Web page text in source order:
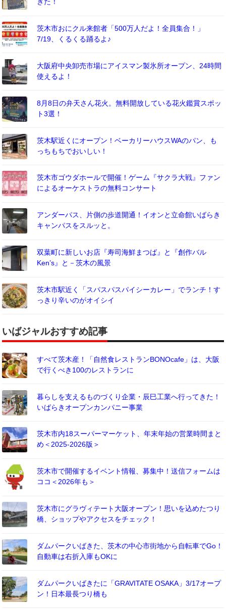
茨木市おにクル来館者「500万人だよ！全員集合！」
7/19、くるくる踊るよ♪
大阪府中央卸売市場にアイスマン製氷所オープン、24時間
使えるよ！
8月8日の弁天さん花火。無料開放している花火鑑賞スポッ
ト3選！
茨木駅近くにオープン！ベーカリーハウスWAのパン、も
っちもちでおいしい！
茨木市ゴウダホールで開催！ゲーム『サクラ大戦』ファン
によるオーケストラの無料コンサート
アンダーパス、片側の歩道開通！イオンと立命館いばらき
キャンパスをスルッと。
双葉町に新しいお店『寿司海鮮まつば』と『創作バル
Ken’s』と－茨木の風景
茨木市駅近く「スパスパスパイシーカレー」でランチ！す
っきり辛いのがオイシイ
いばジャルおすすめ記事
すべて茨木産！「自然食レストランBONOcafe」は、大阪
で行くべき100のレストランに
暮らしを支えるものづくり企業・辰巳工業へ行ってきた！
いばらきオープンカンパニー事業
茨木市内18スーパーマーケット、年末年始の営業時間まと
め＜2025-2026版＞
茨木市で開催するイベント情報、募集中！送信フォームは
ココ＜2026年も＞
茨木市にグラヴィテート大阪オープン！思いを込めたつり
橋、ショップやアクセスをチェック！
ダムパークいばきた、茨木の中心市街地から自転車でGo！
自動車は右折入庫もOKに
ダムパークいばきたに「GRAVITATE OSAKA」3/17オープ
ン！日本最長つり橋も